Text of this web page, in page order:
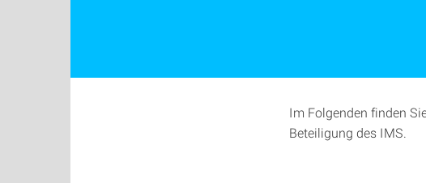
Im Folgenden finden
Beteiligung des IMS.